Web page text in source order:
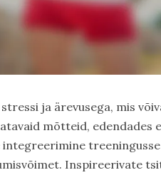
ja ärevusega, mis
mõtteid, edendades
Inspireerivate